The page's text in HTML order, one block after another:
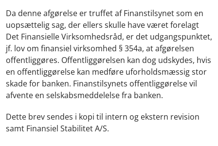
Da denne afgørelse er truffet af Finanstilsynet som en
uopsættelig sag, der ellers skulle have været forelagt
Det Finansielle Virksomhedsråd, er det udgangspunktet,
jf. lov om finansiel virksomhed § 354a, at afgørelsen
offentliggøres. Offentliggørelsen kan dog udskydes, hvis
en offentliggørelse kan medføre uforholdsmæssig stor
skade for banken. Finanstilsynets offentliggørelse vil
afvente en selskabsmeddelelse fra banken.
Dette brev sendes i kopi til intern og ekstern revision
samt Finansiel Stabilitet A/S.